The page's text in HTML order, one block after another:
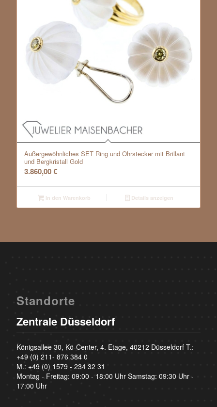
Außergewöhnliches SET Ring und Ohrstecker mit Brillant
und Bergkristall Gold
3.860,00€
In den Warenkorb Details anzeigen
Standorte
Zentrale Düsseldorf
Königsallee 30, Kö-Center, 4. Etage, 40212 Düsseldorf T.:
+49 (0) 211- 876 384 0
M.: +49 (0) 1579 - 234 32 31
Montag - Freitag: 09:00 - 18:00 Uhr Samstag: 09:30 Uhr -
17:00 Uhr